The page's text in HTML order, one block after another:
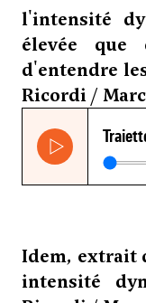
l'intensité
élevée que
d'entendre
Ricordi /
Idem, extrait
intensité